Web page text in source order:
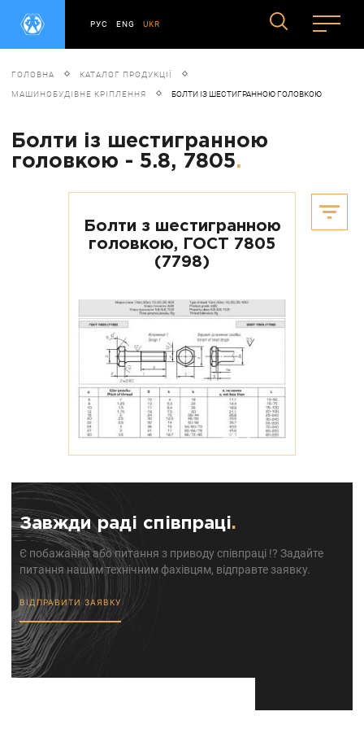
РУС ENG UKR
ГОЛОВНА КАТАЛОГ ПРОДУКЦІЇ
МАШИНОБУДІВНЕ КРІПЛЕННЯ БОЛТИ ІЗ ШЕСТИГРАННОЮ ГОЛОВКОЮ
Болти із шестигранною
головкою - 5.8, 7805.
Болти з шестигранною
головкою, ГОСТ 7805
(7798)
Завжди раді співпраці.
Є побажання або питання з приводу співпраці !? Задайте
питання нашим технічним фахівцям, відправте заявку.
ВІДПРАВИТИ ЗАЯВКУ